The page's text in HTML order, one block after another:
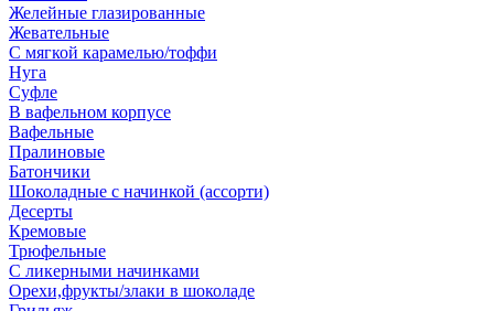
Желейные глазированные
Жевательные
С мягкой карамелью/тоффи
Нуга
Суфле
В вафельном корпусе
Вафельные
Пралиновые
Батончики
Шоколадные с начинкой (ассорти)
Десерты
Кремовые
Трюфельные
С ликерными начинками
Орехи,фрукты/злаки в шоколаде